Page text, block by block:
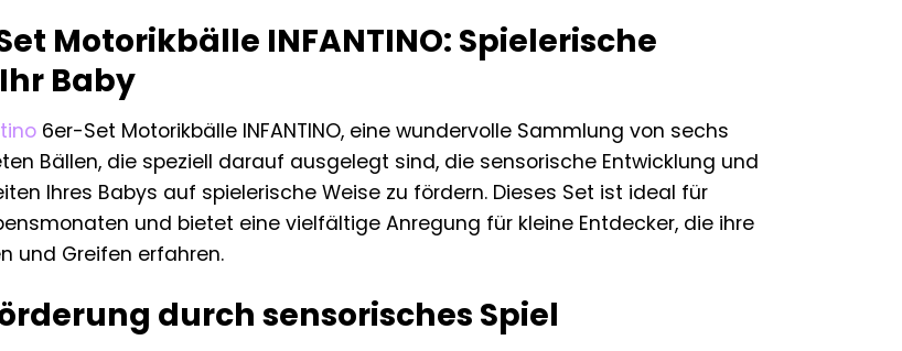
Motorikbälle INFANTINO: Spielerische
Baby
6er-Set Motorikbälle INFANTINO, eine wundervolle Sammlung von sechs
Bällen, die speziell darauf ausgelegt sind, die sensorische Entwicklung und
Ihres Babys auf spielerische Weise zu fördern. Dieses Set ist ideal für
und bietet eine vielfältige Anregung für kleine Entdecker, die ihre
und Greifen erfahren.
durch sensorisches Spiel